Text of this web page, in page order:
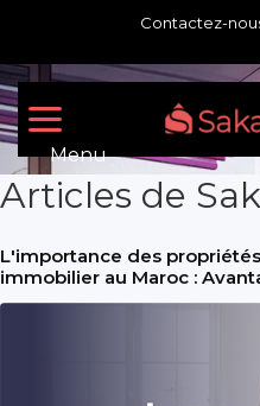
Contactez-
Menu
Articles de
L'importance des
immobilier au Maroc :